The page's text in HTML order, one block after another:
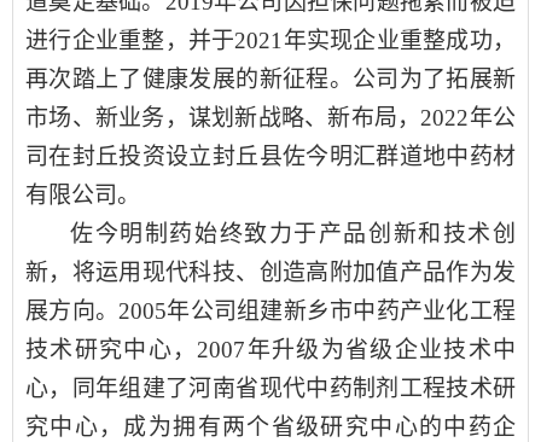
进行企业重整，并于2021年实现企业重整成功，
再次踏上了健康发展的新征程。 公司为了拓展新
市场、新业务，谋划新战略、新布局， 2022年公
司在封丘投资设立封丘县佐今明汇群道地中药材
有限公司 。
佐今明制药始终致力于产品创新和技术创
新，将运用现代科技、创造高附加值产品作为发
展方向。2005年公司组建新乡市中药产业化工程
技术研究中心， 2007年升级为省级企业技术中
心，同年组建了河南省现代中药制剂工程技术研
究中心，成为拥有两个省级研究中心的中药企